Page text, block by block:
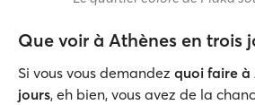
Que voir à Athènes en trois
Si vous vous demandez quoi faire à
jours, eh bien, vous avez de la